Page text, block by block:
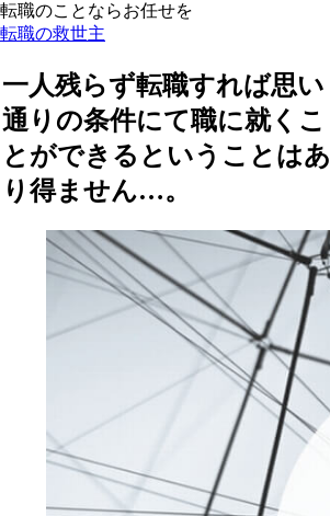
転職のことならお任せを
転職の救世主
一人残らず転職すれば思い
通りの条件にて職に就くこ
とができるということはあ
り得ません…。